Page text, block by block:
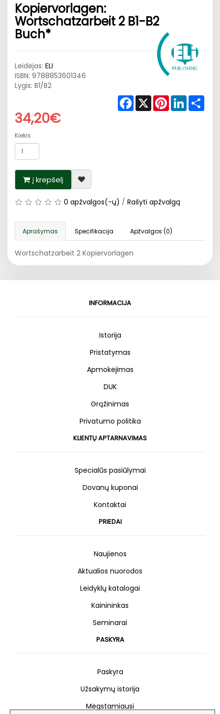
Kopiervorlagen:
Wortschatzarbeit 2 B1-B2
Buch*
Leidėjas: ELI
ISBN: 9788853601346
Lygis: B1/B2
Facebook
X PinterestLinkedIn
34,20€
Kiekis
Į krepšelį
0 apžvalgos(-ų) / Rašyti apžvalgą
Aprašymas Specifikacija Apžvalgos (0)
Wortschatzarbeit 2 Kopiervorlagen
INFORMACIJA
Istorija
Pristatymas
Apmokėjimas
DUK
Grąžinimas
Privatumo politika
KLIENTŲ APTARNAVIMAS
Specialūs pasiūlymai
Dovanų kuponai
Kontaktai
PRIEDAI
Naujienos
Aktualios nuorodos
Leidyklų katalogai
Kainininkas
Seminarai
PASKYRA
Paskyra
Užsakymų istorija
Mėgstamiausi